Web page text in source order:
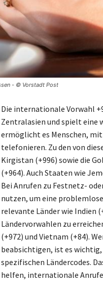
- © Vorstadt Post
Die internationale Vorwahl
Zentralasien und spielt eine
ermöglicht es Menschen,
telefonieren. Zu den von
Kirgistan (+996) sowie die
(+964). Auch Staaten wie
Bei Anrufen zu Festnetz-
nutzen, um eine
relevante Länder wie Indien
Ländervorwahlen zu
(+972) und Vietnam (+84).
beabsichtigen, ist es wichtig,
spezifischen Ländercodes.
helfen, internationale